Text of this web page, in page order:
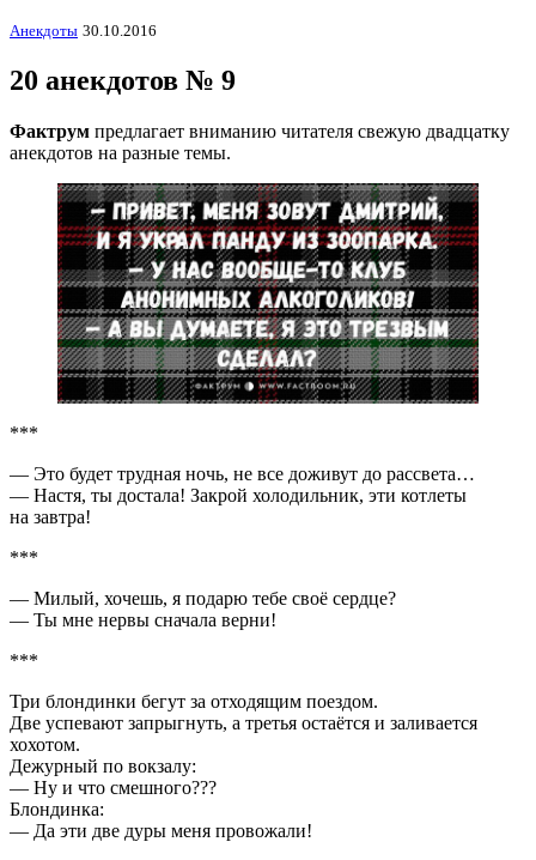
Анекдоты 30.10.2016
20 анекдотов № 9
Фактрум предлагает вниманию читателя свежую двадцатку
анекдотов на разные темы.
***
— Это будет трудная ночь, не все доживут до рассвета…
— Настя, ты достала! Закрой холодильник, эти котлеты
на завтра!
***
— Милый, хочешь, я подарю тебе своё сердце?
— Ты мне нервы сначала верни!
***
Три блондинки бегут за отходящим поездом.
Две успевают запрыгнуть, a третья остаётся и заливается
хохотом.
Дежурный по вокзалу:
— Ну и что смешного???
Блондинка:
— Да эти две дуры меня провожали!